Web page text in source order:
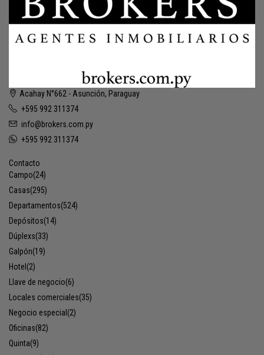
Acahay N°662 - Asunción, Paraguay
+595 992 311374
info@brokers.com.py
+595 992 311374
Contacto
Campo(24)
Casas(295)
Departamentos(524)
Depósitos(14)
Dúplexs(33)
Galpón(19)
Hotel (2)
Llave de negocio(6)
Locales comerciales(35)
Negocio especial (2)
Oficinas(82)
Quinta(9)